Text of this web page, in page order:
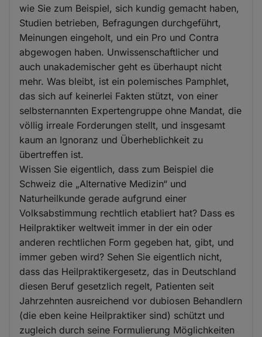
wie Sie zum Beispiel, sich kundig gemacht haben,
Studien betrieben, Befragungen durchgeführt,
Meinungen eingeholt, und ein Pro und Contra
abgewogen haben. Unwissenschaftlicher und
auch unakademischer geht es überhaupt nicht
mehr. Was bleibt, ist ein polemisches Pamphlet,
das sich auf keinerlei Fakten stützt, von einer
selbsternannten Expertengruppe ohne Mandat, die
völlig irreale Forderungen stellt, und insgesamt
kaum an Ignoranz und Überheblichkeit zu
übertreffen ist.
Wissen Sie eigentlich, dass zum Beispiel die
Schweiz die „Alternative Medizin“ und
Naturheilkunde gerade aufgrund einer
Volksabstimmung rechtlich etabliert hat? Dass es
Heilpraktiker weltweit immer in der ein oder
anderen rechtlichen Form gegeben hat, gibt, und
immer geben wird? Sehen Sie eigentlich nicht,
dass das Heilpraktikergesetz, das in Deutschland
diesen Beruf gesetzlich regelt, Patienten seit
Jahrzehnten ausreichend vor dubiosen Behandlern
(die eben keine Heilpraktiker sind) schützt und
zugleich durch seine Formulierung Möglichkeiten